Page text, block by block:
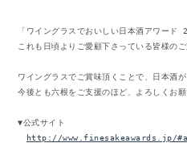
「ワイングラスでおいしい日本酒アワー
これも日頃よりご愛顧下さっている皆様の
ワイングラスでご賞味頂くことで、日本酒
今後とも六根をご支援のほど、よろしくお願
▼公式サイト
http://www.finesakeawards.jp/